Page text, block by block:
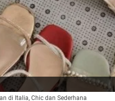
di Italia, Chic dan Sederhana